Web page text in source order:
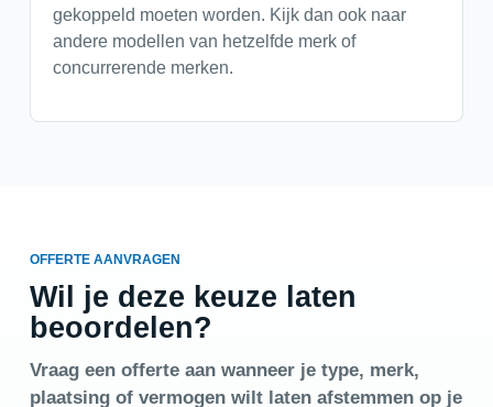
gekoppeld moeten worden. Kijk dan ook naar
andere modellen van hetzelfde merk of
concurrerende merken.
OFFERTE AANVRAGEN
Wil je deze keuze laten
beoordelen?
Vraag een offerte aan wanneer je type, merk,
plaatsing of vermogen wilt laten afstemmen op je